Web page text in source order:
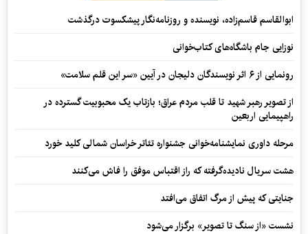
ابوالقاسم قاسم‌زاده، نویسنده و روزنامه‌نگار پیشکسوت درگذشت
نوزایی جام باشگاه‌های کتاب‌خوانی
رونمایی از ۶ اثر نویسندگان دلیجان در آیین «سر این قلم سلامت»
از تصویر رهبر شهید تا قلب مردم عراق؛ بازتاب یک محبوبیت گسترده در
راهپیمایی اربعین
مرحله داوری نمایشنامه‌خوانی جشنواره تئاتر خراسان شمالی کلید خورد
هشت سریال نادیده‌گرفته که راز اقتباس موفق را فاش می‌کنند
جنایتی که پیش از مرگ اتفاق می‌افتد
نشست «از سنگ تا تصویر» برگزار می‌شود